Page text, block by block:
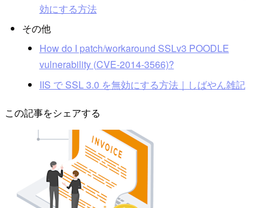
効にする方法
その他
How do I patch/workaround SSLv3 POODLE
vulnerability (CVE­-2014­-3566)?
IIS で SSL 3.0 を無効にする方法｜しばやん雑記
この記事をシェアする